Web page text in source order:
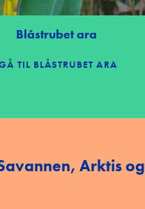
Blåstrubet ara
TIL BLÅSTRUBET ARA
Arktis og